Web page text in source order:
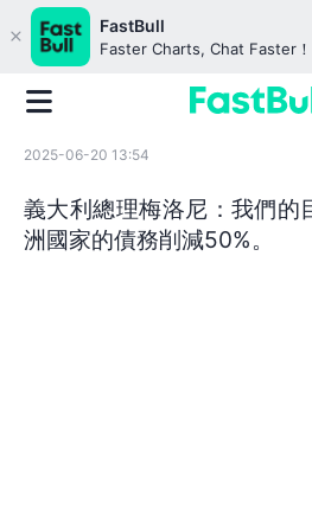
FastBull
Faster Charts, Chat Faster！
2025-06-20 13:54
義大利總理梅洛尼：我們的
洲國家的債務削減50%。